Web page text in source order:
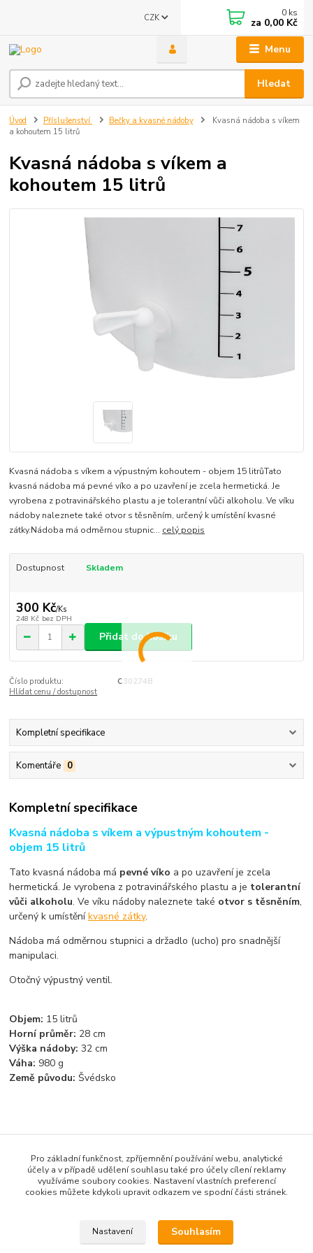
Menu
CZK
Hledat
0 ks
za 0,00 Kč
Úvod Příslušenství Bečky a kvasné nádoby
Kvasná nádoba s víkem
a kohoutem 15 litrů
Kvasná nádoba s víkem a
kohoutem 15 litrů
Kvasná nádoba s víkem a výpustným kohoutem - objem 15 litrůTato
kvasná nádoba má pevné víko a po uzavření je zcela hermetická. Je
vyrobena z potravinářského plastu a je tolerantní vůči alkoholu. Ve víku
nádoby naleznete také otvor s těsněním, určený k umístění kvasné
zátky.Nádoba má odměrnou stupnic... celý popis
Dostupnost Skladem
300 Kč/Ks
248 Kč bez DPH
Přidat do košíku
Číslo produktu:
C30274B
Hlídat cenu / dostupnost
Kompletní specifikace
Komentáře 0
Kompletní specifikace
Kvasná nádoba s víkem a výpustným kohoutem -
objem 15 litrů
Tato kvasná nádoba má pevné víko a po uzavření je zcela
hermetická. Je vyrobena z potravinářského plastu a je tolerantní
vůči alkoholu. Ve víku nádoby naleznete také otvor s těsněním,
určený k umístěníkvasné zátky.
Nádoba má odměrnou stupnici a držadlo (ucho) pro snadnější
manipulaci.
Otočný výpustný ventil.
Objem: 15 litrů
Horní průměr: 28 cm
Výška nádoby: 32 cm
Váha: 980 g
Země původu: Švédsko
Zboží zařazeno v kategoriích
Příslušenství
Pro základní funkčnost, zpříjemnění používání webu, analytické
účely a v případě udělení souhlasu také pro účely cílení reklamy
využíváme soubory cookies. Nastavení vlastních preferencí
cookies můžete kdykoli upravit odkazem ve spodní části stránek.
Nastavení Souhlasím